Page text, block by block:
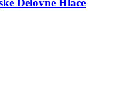
Delovne Hlače